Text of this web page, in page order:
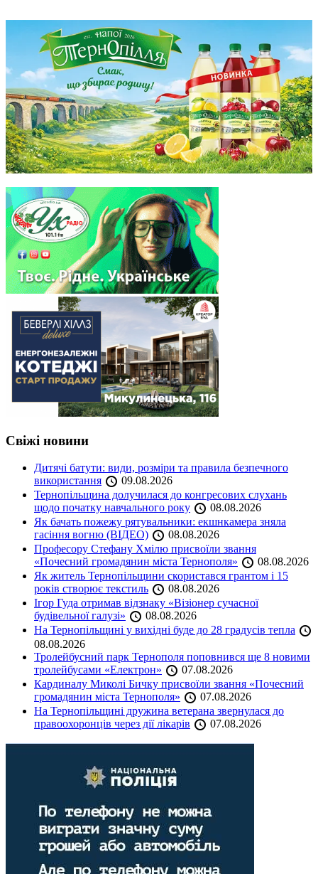
Свіжі новини
Дитячі батути: види, розміри та правила безпечного
використання
09.08.2026
Тернопільщина долучилася до конгресових слухань
щодо початку навчального року
08.08.2026
Як бачать пожежу рятувальники: екшнкамера зняла
гасіння вогню (ВІДЕО)
08.08.2026
Професору Стефану Хмілю присвоїли звання
«Почесний громадянин міста Тернополя»
08.08.2026
Як житель Тернопільщини скористався грантом і 15
років створює текстиль
08.08.2026
Ігор Гуда отримав відзнаку «Візіонер сучасної
будівельної галузі»
08.08.2026
На Тернопільщині у вихідні буде до 28 градусів тепла
08.08.2026
Тролейбусний парк Тернополя поповнився ще 8 новими
тролейбусами «Електрон»
07.08.2026
Кардиналу Миколі Бичку присвоїли звання «Почесний
громадянин міста Тернополя»
07.08.2026
На Тернопільщині дружина ветерана звернулася до
правоохоронців через дії лікарів
07.08.2026